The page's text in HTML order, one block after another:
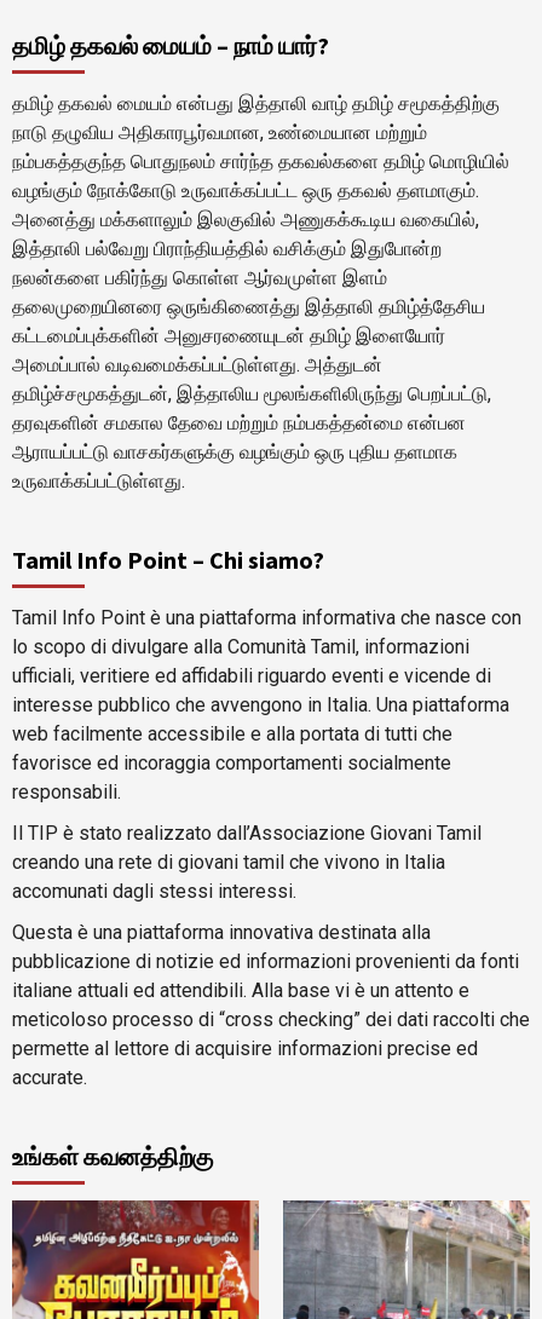
தமிழ் தகவல் மையம் – நாம் யார்?
தமிழ் தகவல் மையம் என்பது இத்தாலி வாழ் தமிழ் சமூகத்திற்கு
நாடு தழுவிய அதிகாரபூர்வமான, உண்மையான மற்றும்
நம்பகத்தகுந்த பொதுநலம் சார்ந்த தகவல்களை தமிழ் மொழியில்
வழங்கும் நோக்கோடு உருவாக்கப்பட்ட ஒரு தகவல் தளமாகும்.
அனைத்து மக்களாலும் இலகுவில் அணுகக்கூடிய வகையில்,
இத்தாலி பல்வேறு பிராந்தியத்தில் வசிக்கும் இதுபோன்ற
நலன்களை பகிர்ந்து கொள்ள ஆர்வமுள்ள இளம்
தலைமுறையினரை ஒருங்கிணைத்து இத்தாலி தமிழ்த்தேசிய
கட்டமைப்புக்களின் அனுசரணையுடன் தமிழ் இளையோர்
அமைப்பால் வடிவமைக்கப்பட்டுள்ளது. அத்துடன்
தமிழ்ச்சமூகத்துடன், இத்தாலிய மூலங்களிலிருந்து பெறப்பட்டு,
தரவுகளின் சமகால தேவை மற்றும் நம்பகத்தன்மை என்பன
ஆராயப்பட்டு வாசகர்களுக்கு வழங்கும் ஒரு புதிய தளமாக
உருவாக்கப்பட்டுள்ளது.
Tamil Info Point – Chi siamo?
Tamil Info Point è una piattaforma informativa che nasce con
lo scopo di divulgare alla Comunità Tamil, informazioni
ufficiali, veritiere ed affidabili riguardo eventi e vicende di
interesse pubblico che avvengono in Italia. Una piattaforma
web facilmente accessibile e alla portata di tutti che
favorisce ed incoraggia comportamenti socialmente
responsabili.
Il TIP è stato realizzato dall’Associazione Giovani Tamil
creando una rete di giovani tamil che vivono in Italia
accomunati dagli stessi interessi.
Questa è una piattaforma innovativa destinata alla
pubblicazione di notizie ed informazioni provenienti da fonti
italiane attuali ed attendibili. Alla base vi è un attento e
meticoloso processo di “cross checking” dei dati raccolti che
permette al lettore di acquisire informazioni precise ed
accurate.
உங்கள் கவனத்திற்கு